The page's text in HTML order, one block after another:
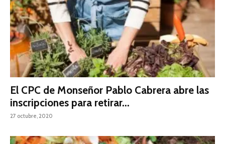
El CPC de Monseñor Pablo Cabrera abre las
inscripciones para retirar...
27 octubre, 2020